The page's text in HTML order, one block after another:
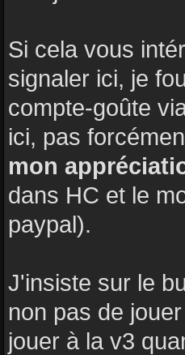
Si cela vous
signaler ici, je
compte-goûte
ici, pas
mon
dans HC et le
paypal).
J'insiste sur le
non pas de
jouer à la v3